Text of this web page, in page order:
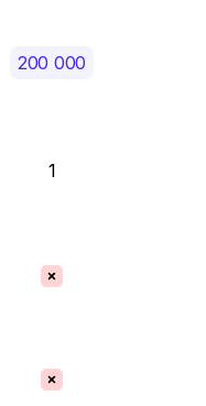
200 000
1